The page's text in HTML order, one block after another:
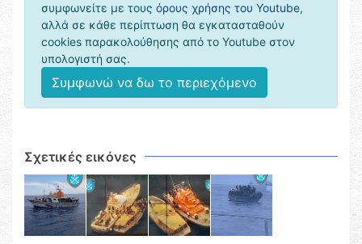
συμφωνείτε με τους όρους χρήσης του Youtube,
αλλά σε κάθε περίπτωση θα εγκατασταθούν
cookies παρακολούθησης από το Youtube στον
υπολογιστή σας.
Συμφωνώ να δω το περιεχόμενο
Σχετικές εικόνες